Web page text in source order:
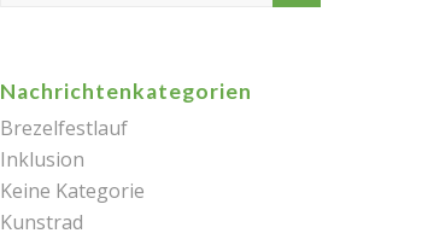
Nachrichtenkategorien
Brezelfestlauf
Inklusion
Keine Kategorie
Kunstrad